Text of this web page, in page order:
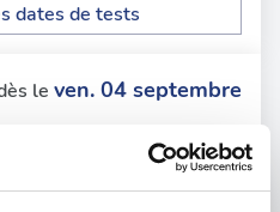
dates de tests
le ven. 04 septembre